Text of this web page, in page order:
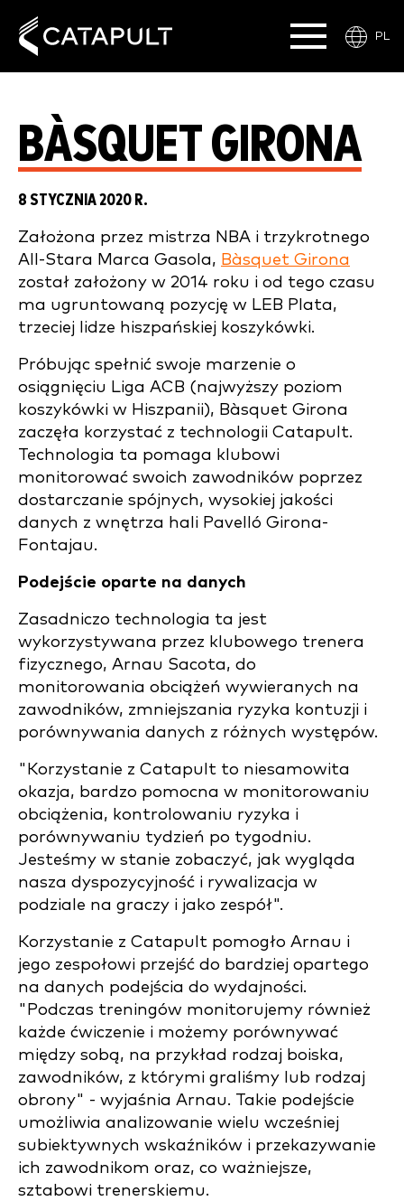
PL
BÀSQUET GIRONA
8 STYCZNIA 2020 R.
Założona przez mistrza NBA i trzykrotnego
All-Stara Marca Gasola, Bàsquet Girona
został założony w 2014 roku i od tego czasu
ma ugruntowaną pozycję w LEB Plata,
trzeciej lidze hiszpańskiej koszykówki.
Próbując spełnić swoje marzenie o
osiągnięciu Liga ACB (najwyższy poziom
koszykówki w Hiszpanii), Bàsquet Girona
zaczęła korzystać z technologii Catapult.
Technologia ta pomaga klubowi
monitorować swoich zawodników poprzez
dostarczanie spójnych, wysokiej jakości
danych z wnętrza hali Pavelló Girona-
Fontajau.
Podejście oparte na danych
Zasadniczo technologia ta jest
wykorzystywana przez klubowego trenera
fizycznego, Arnau Sacota, do
monitorowania obciążeń wywieranych na
zawodników, zmniejszania ryzyka kontuzji i
porównywania danych z różnych występów.
"Korzystanie z Catapult to niesamowita
okazja, bardzo pomocna w monitorowaniu
obciążenia, kontrolowaniu ryzyka i
porównywaniu tydzień po tygodniu.
Jesteśmy w stanie zobaczyć, jak wygląda
nasza dyspozycyjność i rywalizacja w
podziale na graczy i jako zespół".
Korzystanie z Catapult pomogło Arnau i
jego zespołowi przejść do bardziej opartego
na danych podejścia do wydajności.
"Podczas treningów monitorujemy również
każde ćwiczenie i możemy porównywać
między sobą, na przykład rodzaj boiska,
zawodników, z którymi graliśmy lub rodzaj
obrony" - wyjaśnia Arnau. Takie podejście
umożliwia analizowanie wielu wcześniej
subiektywnych wskaźników i przekazywanie
ich zawodnikom oraz, co ważniejsze,
sztabowi trenerskiemu.